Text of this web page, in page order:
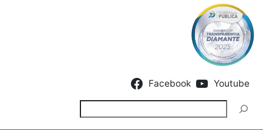
Facebook Youtube